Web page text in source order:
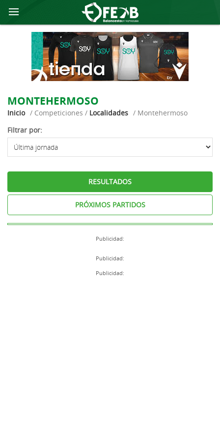
MONTEHERMOSO
Inicio / Competiciones / Localidades / Montehermoso
Filtrar por:
RESULTADOS
PRÓXIMOS PARTIDOS
Publicidad:
Publicidad:
Publicidad: